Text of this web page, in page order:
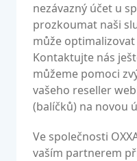
nezávazný účet u
prozkoumat naši
může
Kontaktujte nás
můžeme pomoci
vašeho reseller
(balíčků) na novou
Ve společnosti
vaším partnerem